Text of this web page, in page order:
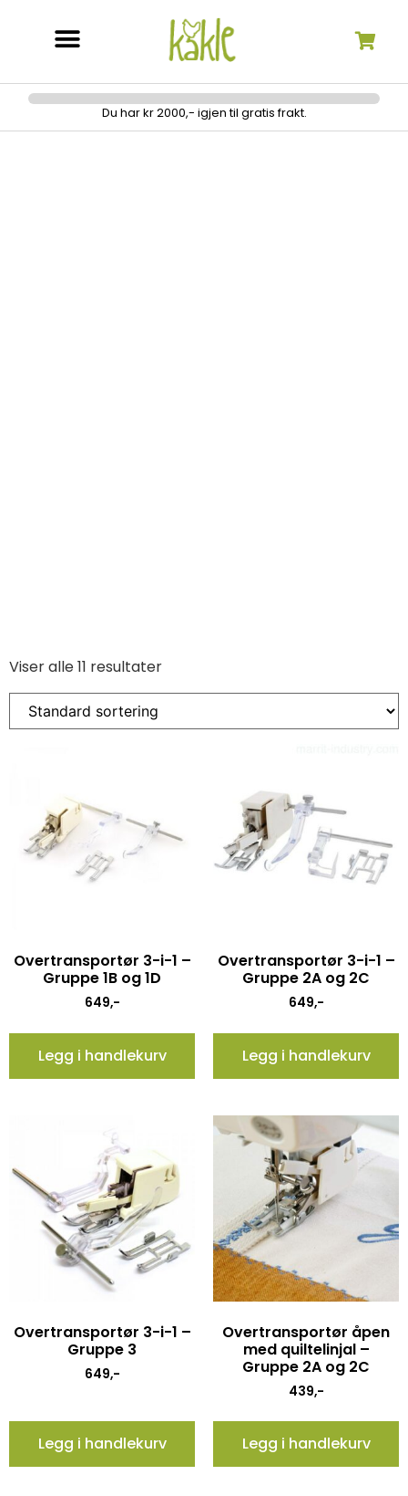
Du har kr 2000,- igjen til gratis frakt.
Viser alle 11 resultater
Overtransportør 3-i-1 –
Gruppe 1B og 1D
649,-
Legg i handlekurv
Overtransportør 3-i-1 –
Gruppe 2A og 2C
649,-
Legg i handlekurv
Overtransportør 3-i-1 –
Gruppe 3
649,-
Legg i handlekurv
Overtransportør åpen
med quiltelinjal –
Gruppe 2A og 2C
439,-
Legg i handlekurv